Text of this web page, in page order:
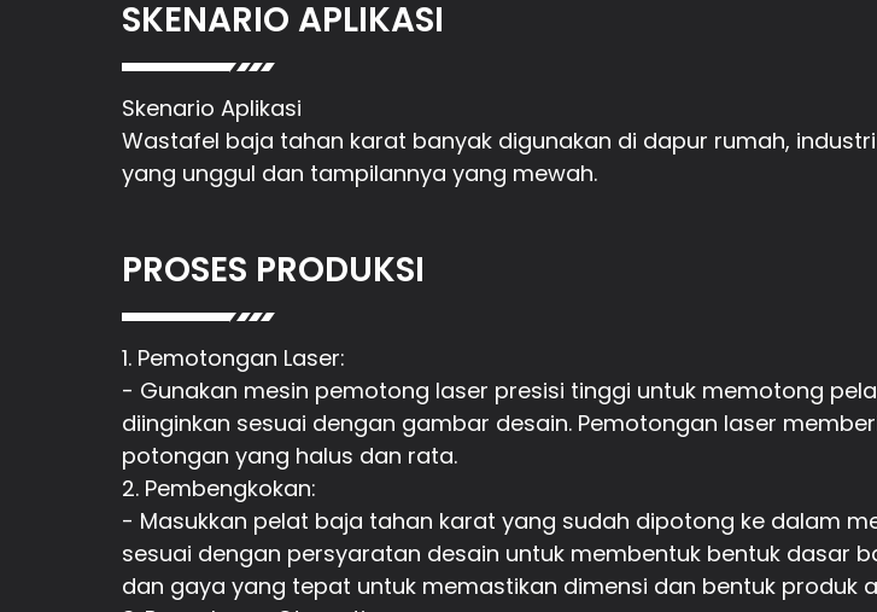
SKENARIO APLIKASI
Skenario Aplikasi
Wastafel baja tahan karat banyak digunakan di dapur rumah,
yang unggul dan tampilannya yang mewah.
PROSES PRODUKSI
1. Pemotongan Laser:
- Gunakan mesin pemotong laser presisi tinggi untuk memotong
diinginkan sesuai dengan gambar desain. Pemotongan laser
potongan yang halus dan rata.
2. Pembengkokan:
- Masukkan pelat baja tahan karat yang sudah dipotong ke dalam
sesuai dengan persyaratan desain untuk membentuk bentuk dasar
dan gaya yang tepat untuk memastikan dimensi dan bentuk produk